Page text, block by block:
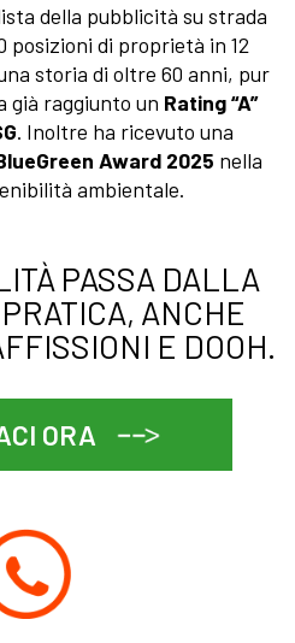
della pubblicità su strada
posizioni di proprietà in 12
storia di oltre 60 anni, pur
già raggiunto un Rating “A”
. Inoltre ha ricevuto una
Award 2025 nella
ambientale.
PASSA DALLA
ANCHE
E DOOH.
ORA